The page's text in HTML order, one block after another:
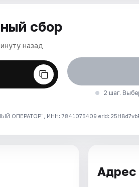
сбор
назад
2 шаг.
ИНН: 7841075409 erid:
Адрес